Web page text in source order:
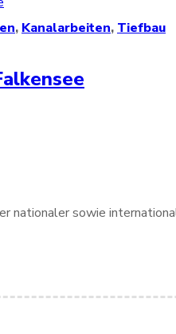
, Kanalarbeiten, Tiefbau
nationaler sowie